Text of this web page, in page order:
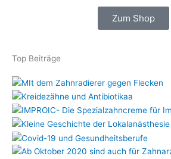
Zum Shop
Top Beiträge